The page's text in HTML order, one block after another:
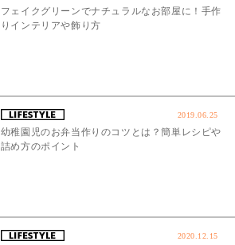
フェイクグリーンでナチュラルなお部屋に！手作
りインテリアや飾り方
2019.06.25
幼稚園児のお弁当作りのコツとは？簡単レシピや
詰め方のポイント
2020.12.15